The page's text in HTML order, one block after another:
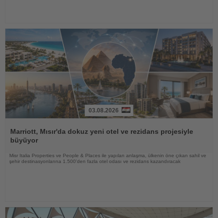
Oku
03.08.2026
Marriott, Mısır'da dokuz yeni otel ve rezidans projesiyle
büyüyor
Misr Italia Properties ve People & Places ile yapılan anlaşma, ülkenin öne çıkan sahil ve
şehir destinasyonlarına 1.500'den fazla otel odası ve rezidans kazandıracak